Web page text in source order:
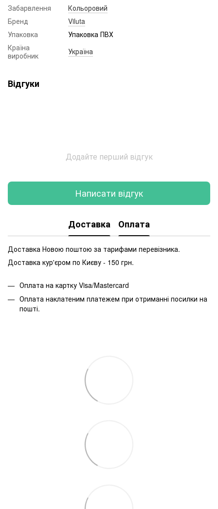
Забарвлення
Кольоровий
Бренд
Viluta
Упаковка
Упаковка ПВХ
Країна
виробник
Україна
Відгуки
Додайте перший відгук
Написати відгук
Доставка Оплата
Доставка Новою поштою за тарифами перевізника.
Доставка кур'єром по Києву - 150 грн.
Оплата на картку Visa/Mastercard
Оплата наклатеним платежем при отриманні посилки на
пошті.